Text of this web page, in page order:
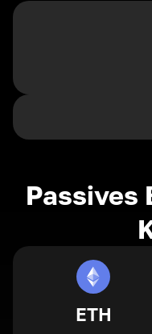
Passives
ETH